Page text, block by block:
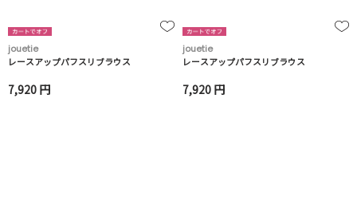
jouetie
レースアップパフスリブラウス
7,920 円
jouetie
レースアップパフスリブラウス
7,920 円